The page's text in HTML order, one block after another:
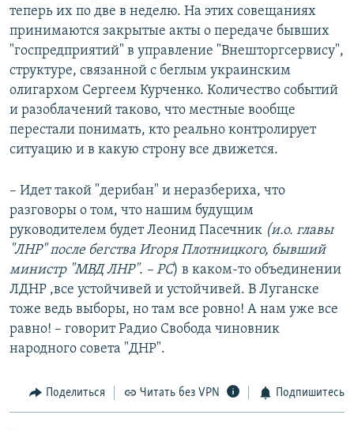
теперь их по две в неделю. На этих совещаниях
принимаются закрытые акты о передаче бывших
"госпредприятий" в управление "Внешторгсервису",
структуре, связанной с беглым украинским
олигархом Сергеем Курченко. Количество событий
и разоблачений таково, что местные вообще
перестали понимать, кто реально контролирует
ситуацию и в какую строну все движется.
– Идет такой "дерибан" и неразбериха, что
разговоры о том, что нашим будущим
руководителем будет Леонид Пасечник (и.о. главы
"ЛНР" после бегства Игоря Плотницкого, бывший
министр "МВД ЛНР". – РС) в каком-то объединении
ЛДНР ,все устойчивей и устойчивей. В Луганске
тоже ведь выборы, но там все ровно! А нам уже все
равно! – говорит Радио Свобода чиновник
народного совета "ДНР".
Поделиться Читать без VPN Подпишитесь